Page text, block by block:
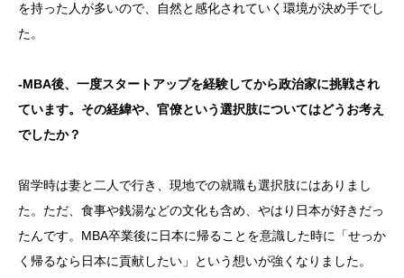
を持った人が多いので、自然と感化されていく環境が決め手でし
た。
-MBA後、一度スタートアップを経験してから政治家に挑戦され
ています。その経緯や、官僚という選択肢についてはどうお考え
でしたか？
留学時は妻と二人で行き、現地での就職も選択肢にはありまし
た。ただ、食事や銭湯などの文化も含め、やはり日本が好きだっ
たんです。MBA卒業後に日本に帰ることを意識した時に「せっか
く帰るなら日本に貢献したい」という想いが強くなりました。